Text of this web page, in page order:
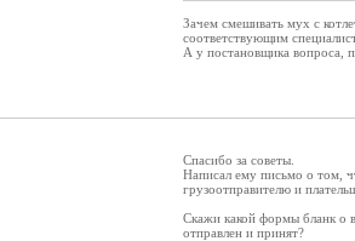
Зачем смешивать мух с
соответствующим
А у постановщика вопроса,
Спасибо за советы.
Написал ему письмо о том,
грузоотправителю и
Скажи какой формы бланк о
отправлен и принят?